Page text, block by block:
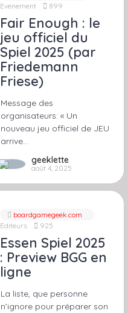
Evenement
899
Fair Enough : le
jeu officiel du
Spiel 2025 (par
Friedemann
Friese)
Message des
organisateurs: « Un
nouveau jeu officiel de JEU
arrive…
geeklette
août 4, 2025
boardgamegeek.com
Editeurs
925
Essen Spiel 2025
: Preview BGG en
ligne
La liste, que personne
n’ignore pour préparer son